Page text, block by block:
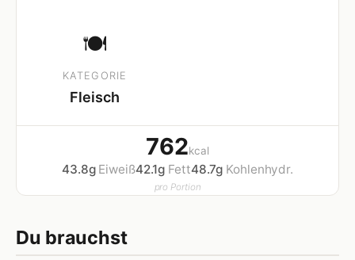
🍽
KATEGORIE
Fleisch
762kcal
43.8g Eiweiß42.1g Fett48.7g Kohlenhydr.
pro Portion
Du brauchst